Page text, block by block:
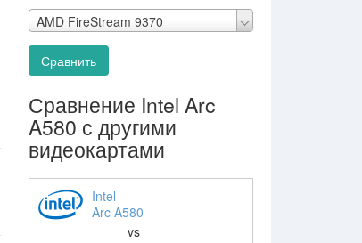
AMD FireStream 9370
Сравнить
Сравнение Intel Arc
A580 с другими
видеокартами
Intel
Arc A580
vs